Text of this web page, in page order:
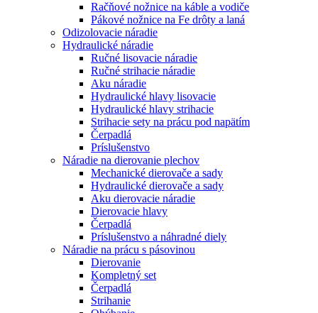
Račňové nožnice na káble a vodiče
Pákové nožnice na Fe drôty a laná
Odizolovacie náradie
Hydraulické náradie
Ručné lisovacie náradie
Ručné strihacie náradie
Aku náradie
Hydraulické hlavy lisovacie
Hydraulické hlavy strihacie
Strihacie sety na prácu pod napätím
Čerpadlá
Príslušenstvo
Náradie na dierovanie plechov
Mechanické dierovače a sady
Hydraulické dierovače a sady
Aku dierovacie náradie
Dierovacie hlavy
Čerpadlá
Príslušenstvo a náhradné diely
Náradie na prácu s pásovinou
Dierovanie
Kompletný set
Čerpadlá
Strihanie